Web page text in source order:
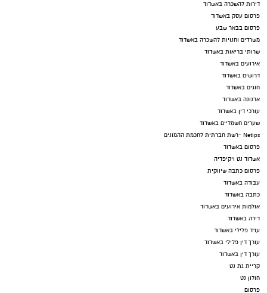
דירות להשכרה באשדוד
פרסום עסק באשדוד
פרסום בבאר שבע
משרדים וחנויות להשכרה באשדוד
שרותי בריאות באשדוד
אירועים באשדוד
דרושים באשדוד
חוגים באשדוד
ארנונה באשדוד
עורכי דין באשדוד
שערים חשמליים באשדוד
Netips -רשת חברתית לחכמת ההמונים
פרסום באשדוד
אשדוד נט ויקיפדיה
פרסום כתבה שיווקית
עבודה באשדוד
כתבה באשדוד
אולמות אירועים באשדוד
דירה באשדוד
עו"ד פלילי באשדוד
עורך דין פלילי באשדוד
עורך דין באשדוד
קריית גת נט
חולון נט
פרסום